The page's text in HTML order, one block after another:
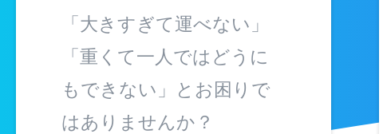
「大きすぎて運べない」
「重くて一人ではどうに
もできない」とお困りで
はありませんか？